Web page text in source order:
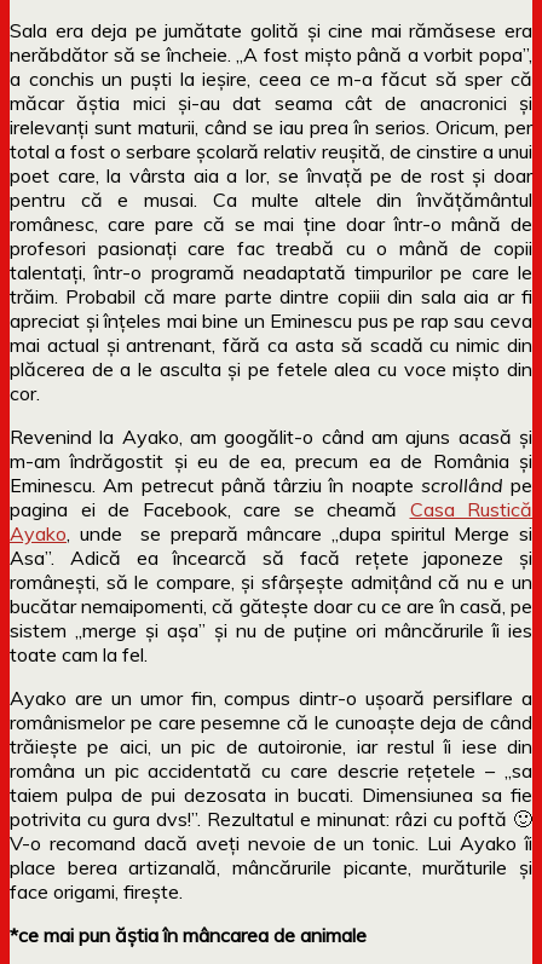
Sala era deja pe jumătate golită și cine mai rămăsese era
nerăbdător să se încheie. „A fost mișto până a vorbit popa”,
a conchis un puști la ieșire, ceea ce m-a făcut să sper că
măcar ăștia mici și-au dat seama cât de anacronici și
irelevanți sunt maturii, când se iau prea în serios. Oricum, per
total a fost o serbare școlară relativ reușită, de cinstire a unui
poet care, la vârsta aia a lor, se învață pe de rost și doar
pentru că e musai. Ca multe altele din învățământul
românesc, care pare că se mai ține doar într-o mână de
profesori pasionați care fac treabă cu o mână de copii
talentați, într-o programă neadaptată timpurilor pe care le
trăim. Probabil că mare parte dintre copiii din sala aia ar fi
apreciat și înțeles mai bine un Eminescu pus pe rap sau ceva
mai actual și antrenant, fără ca asta să scadă cu nimic din
plăcerea de a le asculta și pe fetele alea cu voce mișto din
cor.
Revenind la Ayako, am googălit-o când am ajuns acasă și
m-am îndrăgostit și eu de ea, precum ea de România și
Eminescu. Am petrecut până târziu în noapte scrollând pe
pagina ei de Facebook, care se cheamă Casa Rustică
Ayako , unde se prepară mâncare „dupa spiritul Merge si
Asa”. Adică ea încearcă să facă rețete japoneze și
românești, să le compare, și sfârșește admițând că nu e un
bucătar nemaipomenti, că gătește doar cu ce are în casă, pe
sistem „merge și așa” și nu de puține ori mâncărurile îi ies
toate cam la fel.
Ayako are un umor fin, compus dintr-o ușoară persiflare a
românismelor pe care pesemne că le cunoaște deja de când
trăiește pe aici, un pic de autoironie, iar restul îi iese din
româna un pic accidentată cu care descrie rețetele – „sa
taiem pulpa de pui dezosata in bucati. Dimensiunea sa fie
potrivita cu gura dvs!”. Rezultatul e minunat: râzi cu poftă 🙂
V-o recomand dacă aveți nevoie de un tonic. Lui Ayako îi
place berea artizanală, mâncărurile picante, murăturile și
face origami, firește.
*ce mai pun ăștia în mâncarea de animale